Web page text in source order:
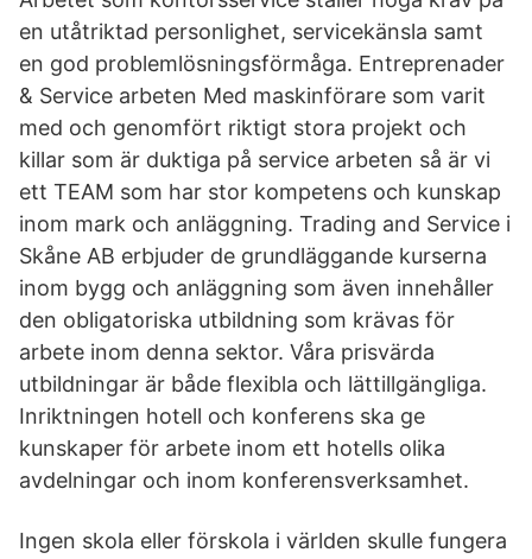
en utåtriktad personlighet, servicekänsla samt
en god problemlösningsförmåga. Entreprenader
& Service arbeten Med maskinförare som varit
med och genomfört riktigt stora projekt och
killar som är duktiga på service arbeten så är vi
ett TEAM som har stor kompetens och kunskap
inom mark och anläggning. Trading and Service i
Skåne AB erbjuder de grundläggande kurserna
inom bygg och anläggning som även innehåller
den obligatoriska utbildning som krävas för
arbete inom denna sektor. Våra prisvärda
utbildningar är både flexibla och lättillgängliga.
Inriktningen hotell och konferens ska ge
kunskaper för arbete inom ett hotells olika
avdelningar och inom konferensverksamhet.
Ingen skola eller förskola i världen skulle fungera